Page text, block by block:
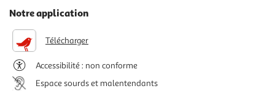
Notre application
Télécharger
Accessibilité : non conforme
Espace sourds et malentendants